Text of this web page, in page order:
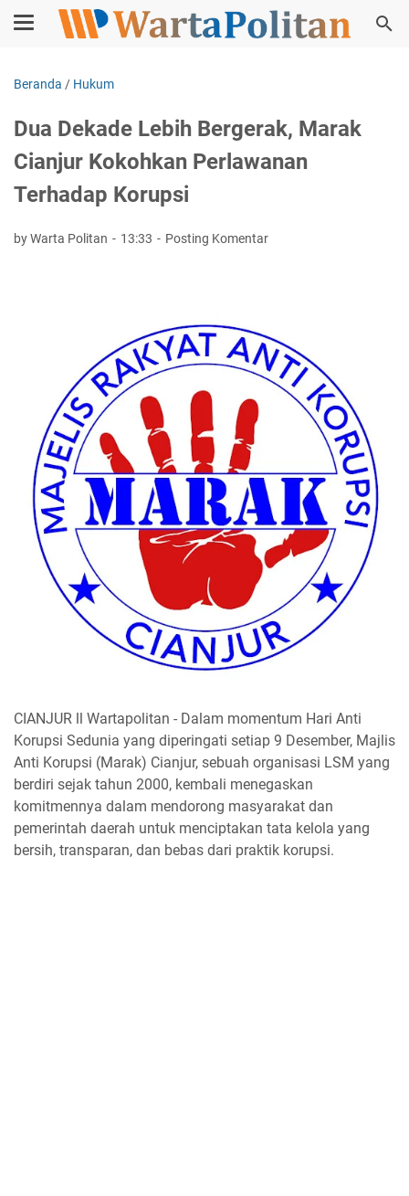
Beranda / Hukum
Dua Dekade Lebih Bergerak, Marak
Cianjur Kokohkan Perlawanan
Terhadap Korupsi
by Warta Politan 13:33 Posting Komentar
CIANJUR ll Wartapolitan - Dalam momentum Hari Anti
Korupsi Sedunia yang diperingati setiap 9 Desember, Majlis
Anti Korupsi (Marak) Cianjur, sebuah organisasi LSM yang
berdiri sejak tahun 2000, kembali menegaskan
komitmennya dalam mendorong masyarakat dan
pemerintah daerah untuk menciptakan tata kelola yang
bersih, transparan, dan bebas dari praktik korupsi.